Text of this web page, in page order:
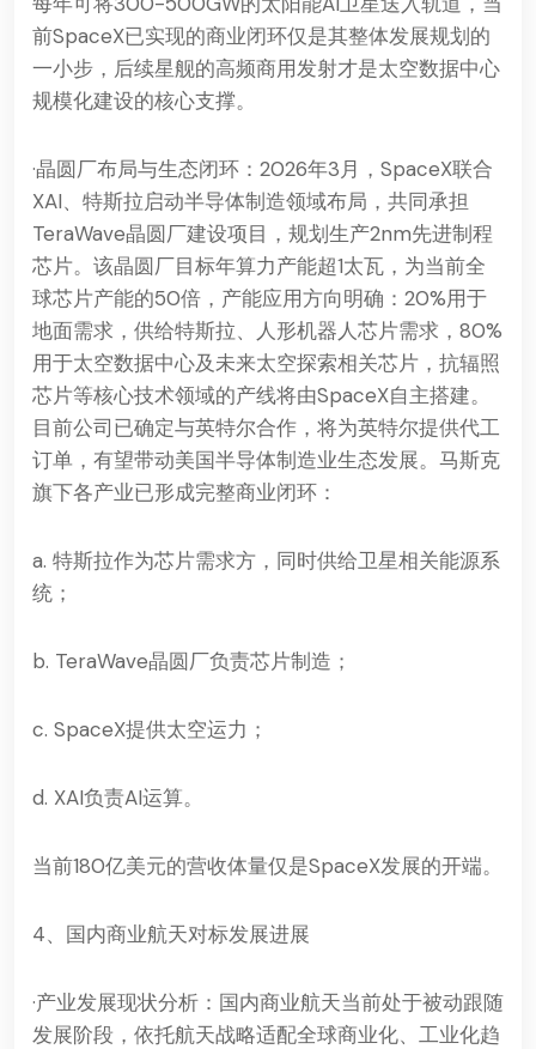
前SpaceX已实现的商业闭环仅是其整体发展规划的
一小步，后续星舰的高频商用发射才是太空数据中心
规模化建设的核心支撑。
·晶圆厂布局与生态闭环：2026年3月，SpaceX联合
XAI、特斯拉启动半导体制造领域布局，共同承担
TeraWave晶圆厂建设项目，规划生产2nm先进制程
芯片。该晶圆厂目标年算力产能超1太瓦，为当前全
球芯片产能的50倍，产能应用方向明确：20%用于
地面需求，供给特斯拉、人形机器人芯片需求，80%
用于太空数据中心及未来太空探索相关芯片，抗辐照
芯片等核心技术领域的产线将由SpaceX自主搭建。
目前公司已确定与英特尔合作，将为英特尔提供代工
订单，有望带动美国半导体制造业生态发展。马斯克
旗下各产业已形成完整商业闭环：
a. 特斯拉作为芯片需求方，同时供给卫星相关能源系
统；
b. TeraWave晶圆厂负责芯片制造；
c. SpaceX提供太空运力；
d. XAI负责AI运算。
当前180亿美元的营收体量仅是SpaceX发展的开端。
4、国内商业航天对标发展进展
·产业发展现状分析：国内商业航天当前处于被动跟随
发展阶段，依托航天战略适配全球商业化、工业化趋